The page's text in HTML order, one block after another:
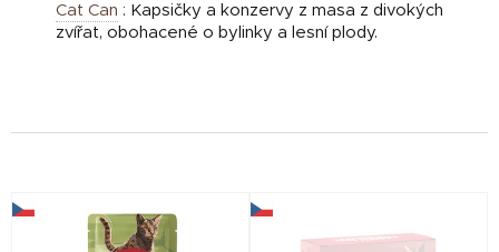
Cat Can : Kapsičky a konzervy z masa z divokých
zvířat, obohacené o bylinky a lesní plody.
V